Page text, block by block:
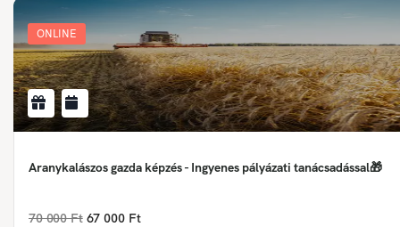
ONLINE
Aranykalászos gazda képzés - Ingyenes pályázati tanácsadással🎁
70 000 Ft 67 000 Ft